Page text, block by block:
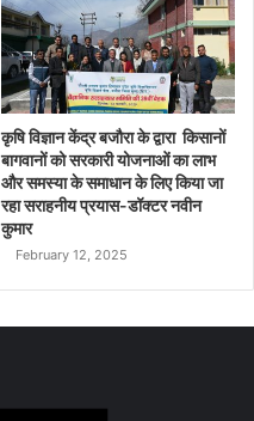
कृषि विज्ञान केंद्र बजौरा के द्वारा किसानों
बागवानों को सरकारी योजनाओं का लाभ
और समस्या के समाधान के लिए किया जा
रहा सराहनीय प्रयास-डॉक्टर नवीन
कुमार
February 12, 2025